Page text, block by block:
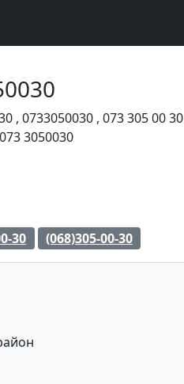
, 0733050030 , 073 305 00 30
3050030
30 (068)305-00-30